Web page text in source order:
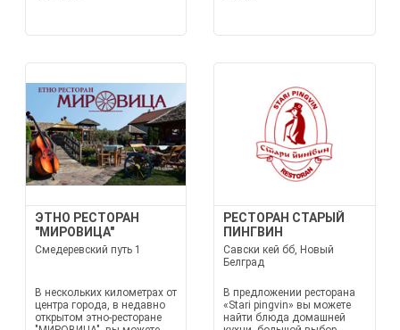
ЭТНО РЕСТОРАН
"МИРОВИЦА"
Смедеревский путь 1
В нескольких километрах от
центра города, в недавно
открытом этно-ресторане
РЕСТОРАН СТАРЫЙ
ПИНГВИН
Савски кей бб, Новый
Белград
В предложении ресторана
«Stari pingvin» вы можете
найти блюда домашней